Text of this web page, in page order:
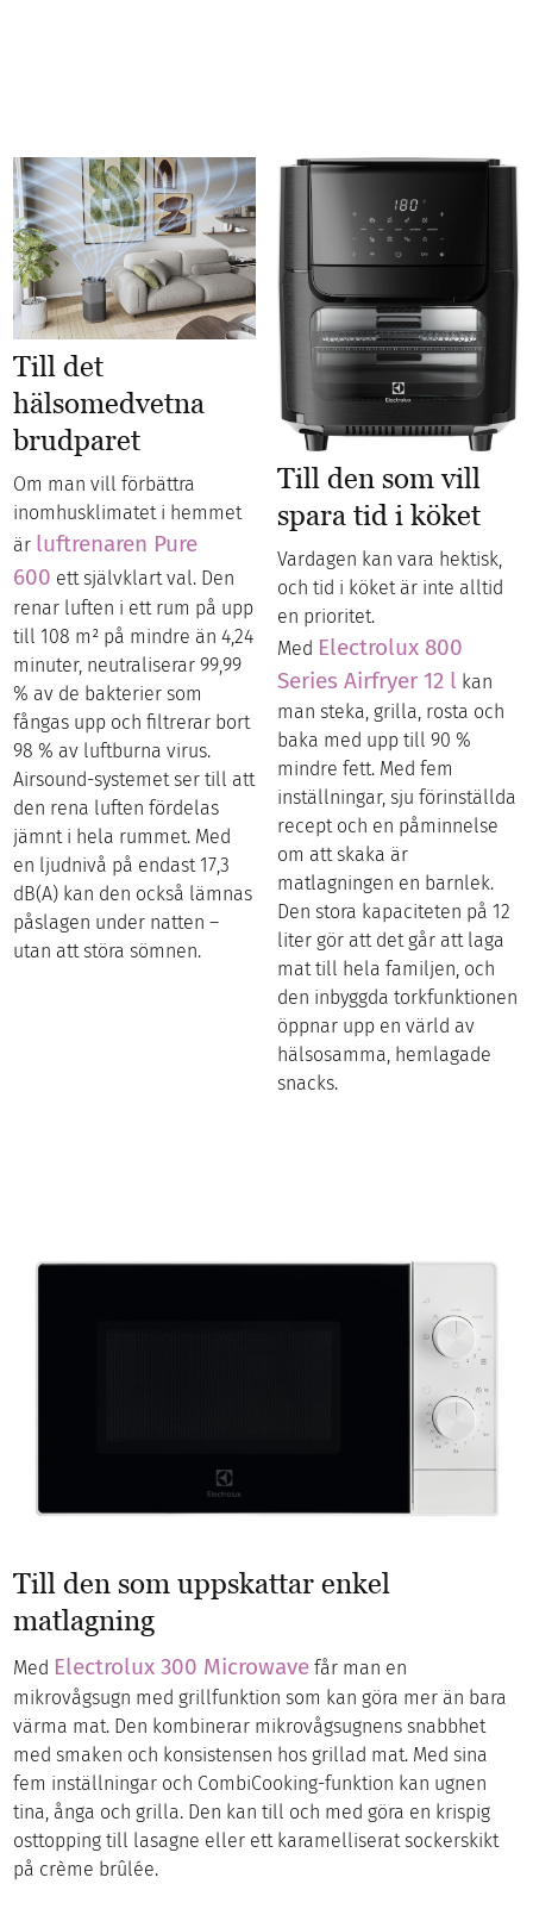
Till det
hälsomedvetna
brudparet
Om man vill förbättra
inomhusklimatet i hemmet
är luftrenaren Pure
600 ett självklart val. Den
renar luften i ett rum på upp
till 108 m² på mindre än 4,24
minuter, neutraliserar 99,99
% av de bakterier som
fångas upp och filtrerar bort
98 % av luftburna virus.
Airsound-systemet ser till att
den rena luften fördelas
jämnt i hela rummet. Med
en ljudnivå på endast 17,3
dB(A) kan den också lämnas
påslagen under natten –
utan att störa sömnen.
Till den som vill
spara tid i köket
Vardagen kan vara hektisk,
och tid i köket är inte alltid
en prioritet.
Med Electrolux 800
Series Airfryer 12 l kan
man steka, grilla, rosta och
baka med upp till 90 %
mindre fett. Med fem
inställningar, sju förinställda
recept och en påminnelse
om att skaka är
matlagningen en barnlek.
Den stora kapaciteten på 12
liter gör att det går att laga
mat till hela familjen, och
den inbyggda torkfunktionen
öppnar upp en värld av
hälsosamma, hemlagade
snacks.
Till den som uppskattar enkel
matlagning
Med Electrolux 300 Microwave får man en
mikrovågsugn med grillfunktion som kan göra mer än bara
värma mat. Den kombinerar mikrovågsugnens snabbhet
med smaken och konsistensen hos grillad mat. Med sina
fem inställningar och CombiCooking-funktion kan ugnen
tina, ånga och grilla. Den kan till och med göra en krispig
osttopping till lasagne eller ett karamelliserat sockerskikt
på crème brûlée.